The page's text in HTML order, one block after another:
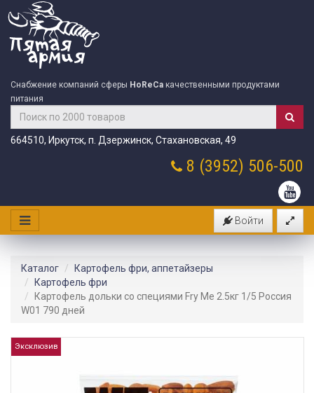
Снабжение компаний сферы HoReCa качественными продуктами
питания
664510, Иркутск, п. Дзержинск, Стахановская, 49
8 (3952) 506-500
Войти
Каталог
Картофель фри, аппетайзеры
Картофель фри
Картофель дольки со специями Fry Me 2.5кг 1/5 Россия
W01 790 дней
Эксклюзив